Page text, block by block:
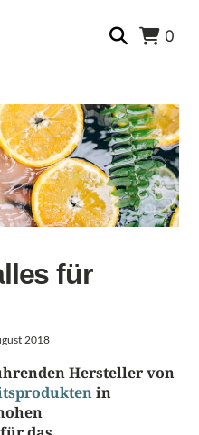
0
für
2018
Hersteller von
in